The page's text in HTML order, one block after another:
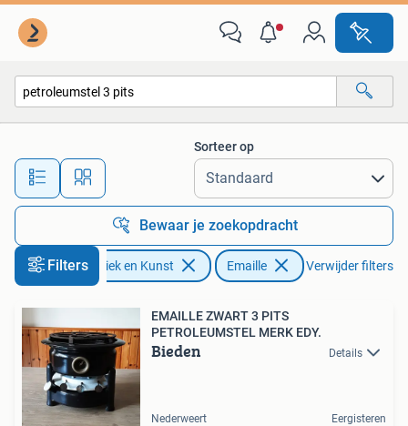
Alle afstanden…
Sorteer op
Bewaar je zoekopdracht
FiltersAntiek en Kunst Emaille Verwijder filters
EMAILLE ZWART 3 PITS
PETROLEUMSTEL MERK EDY.
Bieden Details
Nederweert Eergisteren